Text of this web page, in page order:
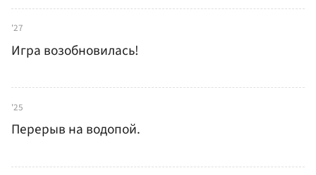
'27
Игра возобновилась!
'25
Перерыв на водопой.